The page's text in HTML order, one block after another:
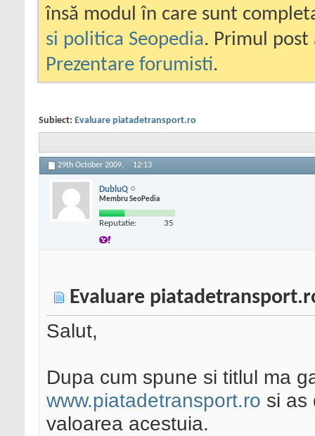
însă modul în care sunt
si politica Seopedia. Primul
Prezentare forumisti.
Subiect: Evaluare piatadetransport.ro
29th October 2009, 12:13
DubluQ
Membru SeoPedia
Reputatie: 35
Evaluare
Salut,
Dupa cum spune si titlul ma
www.piatadetransport.ro si as
valoarea acestuia.